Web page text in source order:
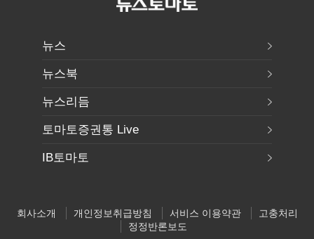
뉴스
뉴스북
뉴스리듬
토마토증권통 Live
IB토마토
회사소개 개인정보취급방침 서비스 이용약관
고충처리
정정반론보도